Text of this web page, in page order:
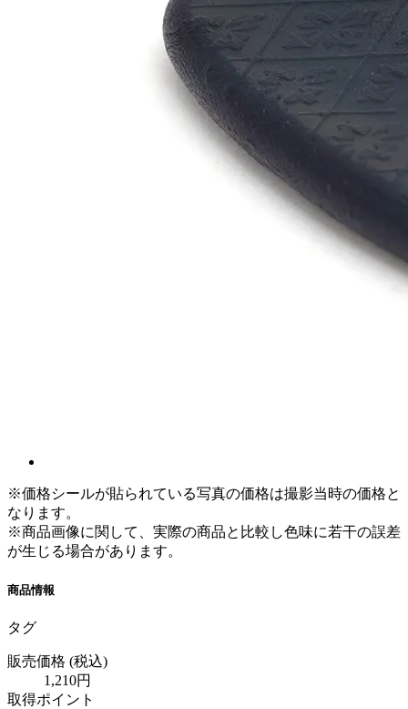
※価格シールが貼られている写真の価格は撮影当時の価格と
なります。
※商品画像に関して、実際の商品と比較し色味に若干の誤差
が生じる場合があります。
商品情報
タグ
販売価格 (税込)
1,210円
取得ポイント